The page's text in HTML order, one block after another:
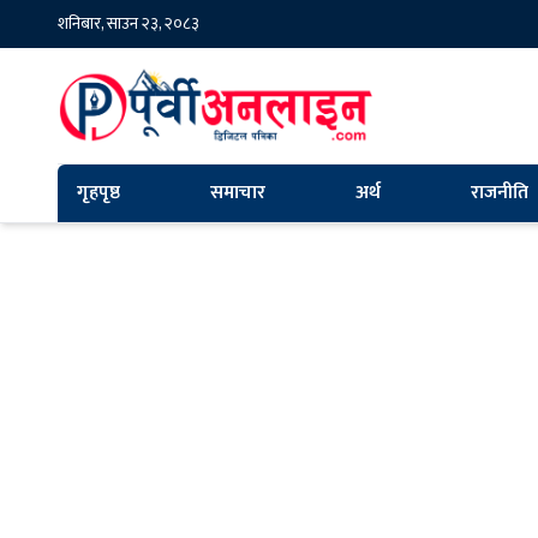
शनिबार, साउन २३, २०८३
गृहपृष्ठ समाचार अर्थ राजनीति